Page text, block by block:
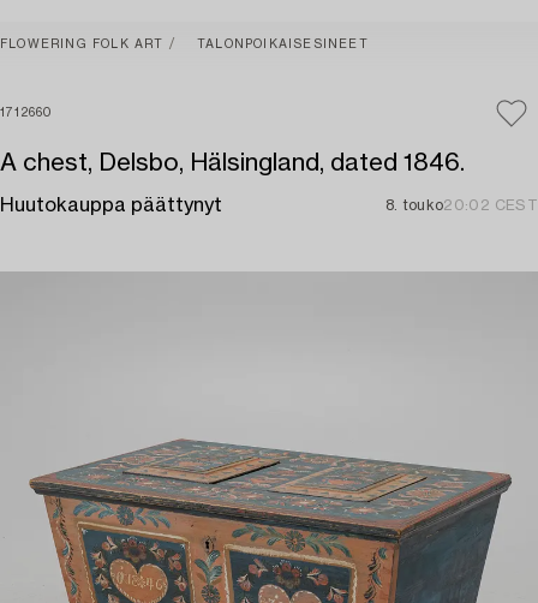
FLOWERING FOLK ART TALONPOIKAISESINEET
1712660
A chest, Delsbo, Hälsingland, dated 1846.
Huutokauppa päättynyt 8. touko20:02 CEST